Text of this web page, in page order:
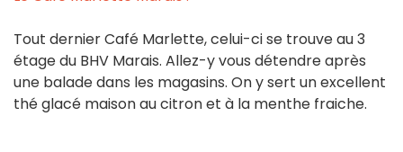
Tout dernier Café Marlette, celui-ci se trouve au 3
étage du BHV Marais. Allez-y vous détendre après
une balade dans les magasins. On y sert un excellent
thé glacé maison au citron et à la menthe fraiche.